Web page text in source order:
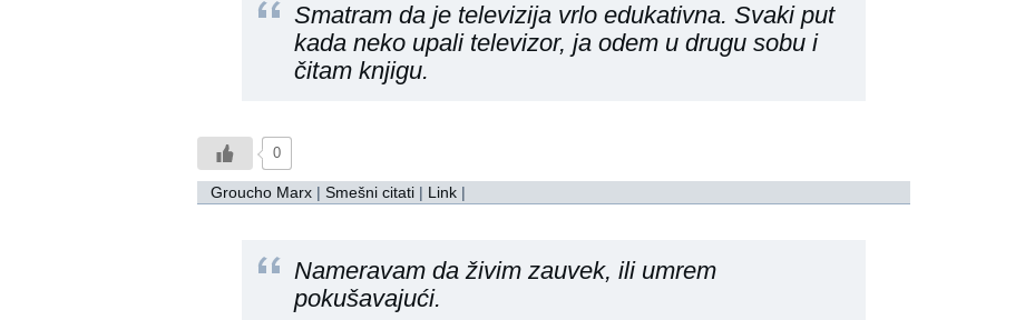
Smatram da je televizija vrlo edukativna. Svaki put
kada neko upali televizor, ja odem u drugu sobu i
čitam knjigu.
0
Groucho Marx | Smešni citati | Link |
Nameravam da živim zauvek, ili umrem
pokušavajući.